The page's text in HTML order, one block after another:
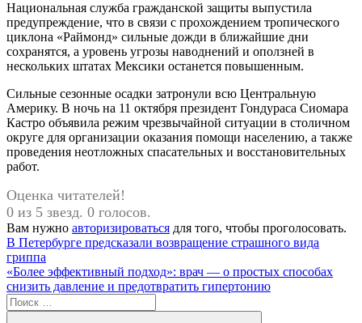
Национальная служба гражданской защиты выпустила
предупреждение, что в связи с прохождением тропического
циклона «Раймонд» сильные дожди в ближайшие дни
сохранятся, а уровень угрозы наводнений и оползней в
нескольких штатах Мексики останется повышенным.
Сильные сезонные осадки затронули всю Центральную
Америку. В ночь на 11 октября президент Гондураса Сиомара
Кастро объявила режим чрезвычайной ситуации в столичном
округе для организации оказания помощи населению, а также
проведения неотложных спасательных и восстановительных
работ.
Оценка читателей!
0 из 5 звезд. 0 голосов.
Вам нужно авторизироваться для того, чтобы проголосовать.
Навигация
по
записям
Предыдущая
запись:
В Петербурге предсказали возвращение страшного вида
гриппа
Следующая
запись:
«Более эффективный подход»: врач — о простых способах
снизить давление и предотвратить гипертонию
Поиск
для: